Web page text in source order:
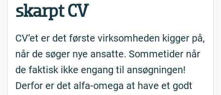
skarpt CV
CV’et er det første virksomheden kigger på,
når de søger nye ansatte. Sommetider når
de faktisk ikke engang til ansøgningen!
Derfor er det alfa-omega at have et godt